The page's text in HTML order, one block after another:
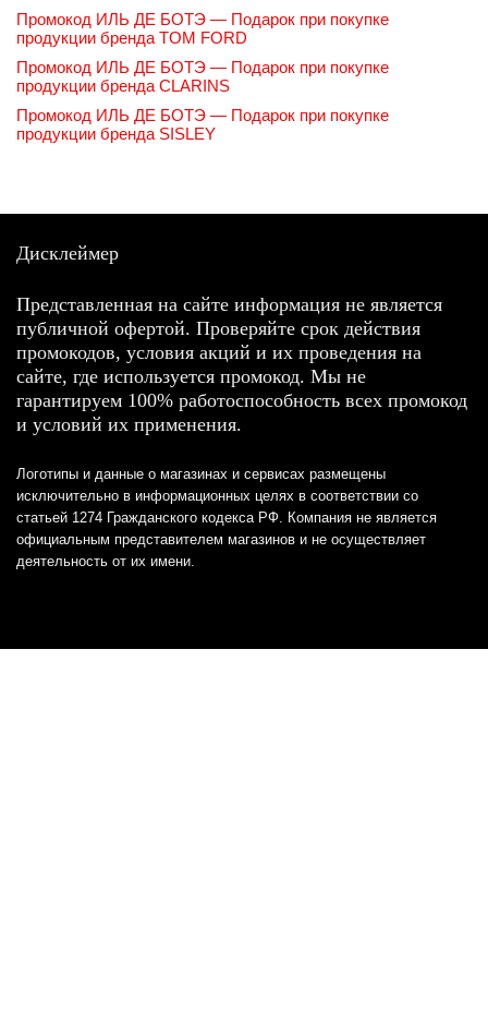
Промокод ИЛЬ ДЕ БОТЭ — Подарок при покупке
продукции бренда TOM FORD
Промокод ИЛЬ ДЕ БОТЭ — Подарок при покупке
продукции бренда CLARINS
Промокод ИЛЬ ДЕ БОТЭ — Подарок при покупке
продукции бренда SISLEY
Дисклеймер
Представленная на сайте информация не является
публичной офертой. Проверяйте срок действия
промокодов, условия акций и их проведения на
сайте, где используется промокод. Мы не
гарантируем 100% работоспособность всех промокод
и условий их применения.
Логотипы и данные о магазинах и сервисах размещены
исключительно в информационных целях в соответствии со
статьей 1274 Гражданского кодекса РФ. Компания не является
официальным представителем магазинов и не осуществляет
деятельность от их имени.